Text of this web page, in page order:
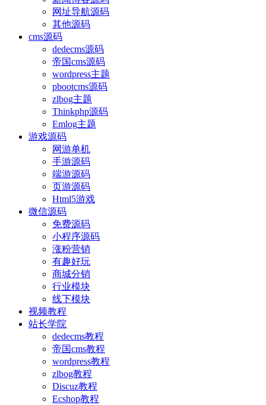
网址导航源码
其他源码
cms源码
dedecms源码
帝国cms源码
wordpress主题
pbootcms源码
zlbog主题
Thinkphp源码
Emlog主题
游戏源码
网游单机
手游源码
端游源码
页游源码
Html5游戏
微信源码
免费源码
小程序源码
涨粉营销
有趣好玩
商城分销
行业模块
线下模块
视频教程
站长学院
dedecms教程
帝国cms教程
wordpress教程
zlbog教程
Discuz教程
Ecshop教程